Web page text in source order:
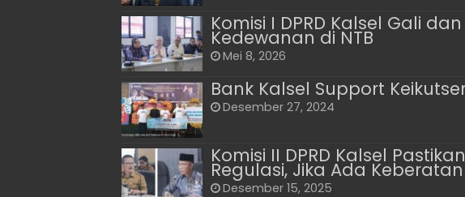
Komisi I DPRD Kalsel Gali
Kedewanan di NTB
Mei 8, 2026
Bank Kalsel Support
Desember 27, 2024
Komisi II DPRD Kalsel
Regulasi, Jika Ada
Desember 15, 2025